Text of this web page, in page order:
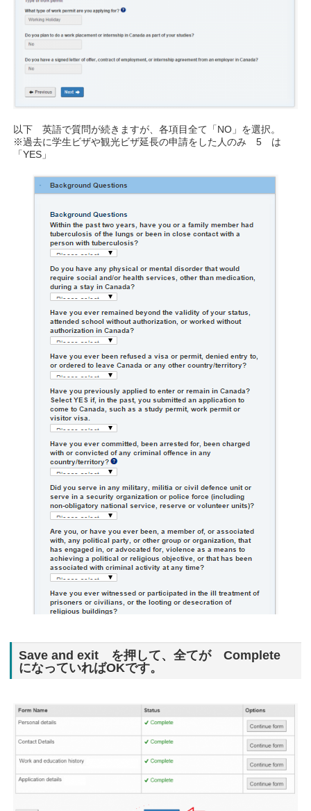
以下 英語で質問が続きますが、各項目全て「NO」を選択。
※過去に学生ビザや観光ビザ延長の申請をした人のみ 5 は
「YES」
Save and exit を押して、全てが Complete
になっていればOKです。